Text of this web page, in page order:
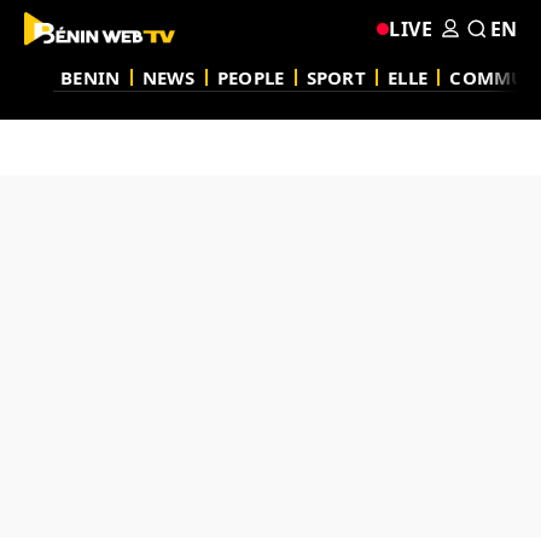
BENIN NEWS PEOPLE SPORT ELLE
LIVE EN